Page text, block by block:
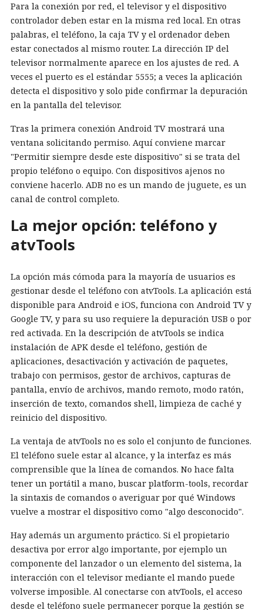
Para la conexión por red, el televisor y el dispositivo
controlador deben estar en la misma red local. En otras
palabras, el teléfono, la caja TV y el ordenador deben
estar conectados al mismo router. La dirección IP del
televisor normalmente aparece en los ajustes de red. A
veces el puerto es el estándar 5555; a veces la aplicación
detecta el dispositivo y solo pide confirmar la depuración
en la pantalla del televisor.
Tras la primera conexión Android TV mostrará una
ventana solicitando permiso. Aquí conviene marcar
"Permitir siempre desde este dispositivo" si se trata del
propio teléfono o equipo. Con dispositivos ajenos no
conviene hacerlo. ADB no es un mando de juguete, es un
canal de control completo.
La mejor opción: teléfono y
atvTools
La opción más cómoda para la mayoría de usuarios es
gestionar desde el teléfono con atvTools. La aplicación está
disponible para Android e iOS, funciona con Android TV y
Google TV, y para su uso requiere la depuración USB o por
red activada. En la descripción de atvTools se indica
instalación de APK desde el teléfono, gestión de
aplicaciones, desactivación y activación de paquetes,
trabajo con permisos, gestor de archivos, capturas de
pantalla, envío de archivos, mando remoto, modo ratón,
inserción de texto, comandos shell, limpieza de caché y
reinicio del dispositivo.
La ventaja de atvTools no es solo el conjunto de funciones.
El teléfono suele estar al alcance, y la interfaz es más
comprensible que la línea de comandos. No hace falta
tener un portátil a mano, buscar platform-tools, recordar
la sintaxis de comandos o averiguar por qué Windows
vuelve a mostrar el dispositivo como "algo desconocido".
Hay además un argumento práctico. Si el propietario
desactiva por error algo importante, por ejemplo un
componente del lanzador o un elemento del sistema, la
interacción con el televisor mediante el mando puede
volverse imposible. Al conectarse con atvTools, el acceso
desde el teléfono suele permanecer porque la gestión se